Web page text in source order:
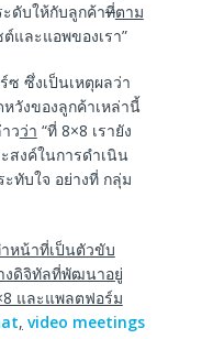
ดับให้กับลูกค้าที่ตาม
และแอพของเรา”
ซ ซึ่งเป็นเหตุผลว่า
วังของลูกค้าเหล่านี้
วว่า “ที่ 8×8 เรายัง
สงค์ในการดำเนิน
ทับใจ อย่างที่ กลุ่ม
หน้าที่เป็นตัวขับ
งดิจิทัลที่พัฒนาอยู่
และแพลตฟอร์ม
, video meetings